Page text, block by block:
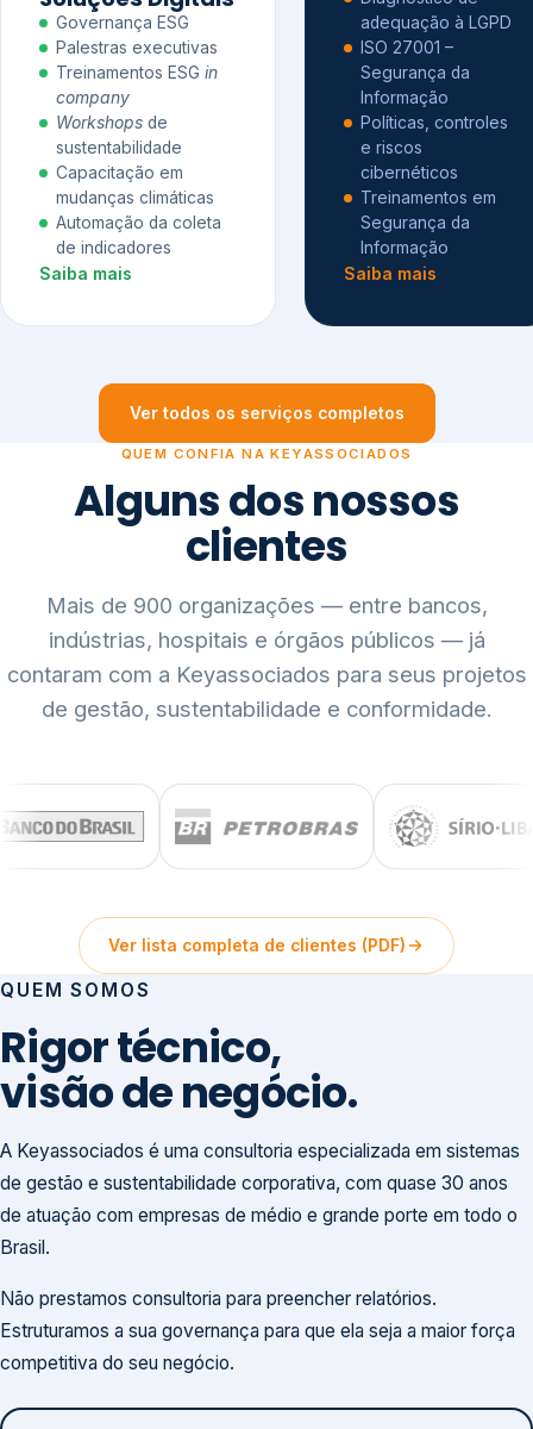
Governança ESG
Palestras executivas
Treinamentos ESG in
company
Workshops de
sustentabilidade
Capacitação em
mudanças climáticas
Automação da coleta
de indicadores
Saiba mais
adequação à LGPD
ISO 27001 –
Segurança da
Informação
Políticas, controles
e riscos
cibernéticos
Treinamentos em
Segurança da
Informação
Saiba mais
Ver todos os serviços completos
QUEM CONFIA NA KEYASSOCIADOS
Alguns dos nossos
clientes
Mais de 900 organizações — entre bancos,
indústrias, hospitais e órgãos públicos — já
contaram com a Keyassociados para seus projetos
de gestão, sustentabilidade e conformidade.
Ver lista completa de clientes (PDF)
QUEM SOMOS
Rigor técnico,
visão de negócio.
A Keyassociados é uma consultoria especializada em sistemas
de gestão e sustentabilidade corporativa, com quase 30 anos
de atuação com empresas de médio e grande porte em todo o
Brasil.
Não prestamos consultoria para preencher relatórios.
Estruturamos a sua governança para que ela seja a maior força
competitiva do seu negócio.